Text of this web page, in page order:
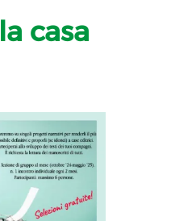
casa